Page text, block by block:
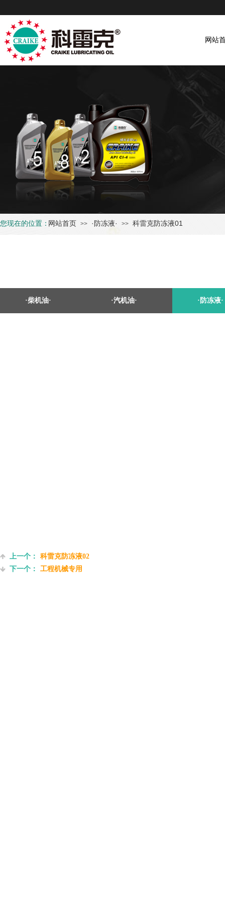
网站
您现在的位置：网站首页 >> ·防冻液· >> 科雷克防冻液01
·柴机油· ·汽机油· ·防冻液·
上一个：
科雷克防冻液02
下一个：
工程机械专用